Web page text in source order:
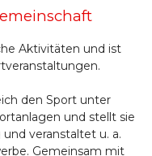
Aktivitäten und ist
den Sport unter
und stellt sie
veranstaltet u. a.
Gemeinsam mit